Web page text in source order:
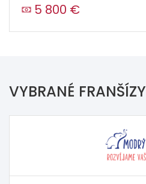
5 800 €
VYBRANÉ FRANŠÍZY